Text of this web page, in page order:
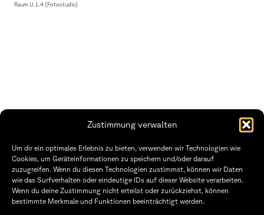
Zustimmung verwalten
Um dir ein optimales Erlebnis zu bieten, verwenden wir Technologien wie
Cookies, um Geräteinformationen zu speichern und/oder darauf
zuzugreifen. Wenn du diesen Technologien zustimmst, können wir Daten
wie das Surfverhalten oder eindeutige IDs auf dieser Website verarbeiten.
Wenn du deine Zustimmung nicht erteilst oder zurückziehst, können
bestimmte Merkmale und Funktionen beeinträchtigt werden.
Raum U.1.4 (Fotostudio)
Technische Hochschule
Würzburg-Schweinfurt
Sanderheinrichsleitenweg 20
97074 Würzburg
Öffnungszeiten Dekanat
Montag – Freitag
8:30 – 12:00
Dienstag & Donnerstag
8:30 – 15:30